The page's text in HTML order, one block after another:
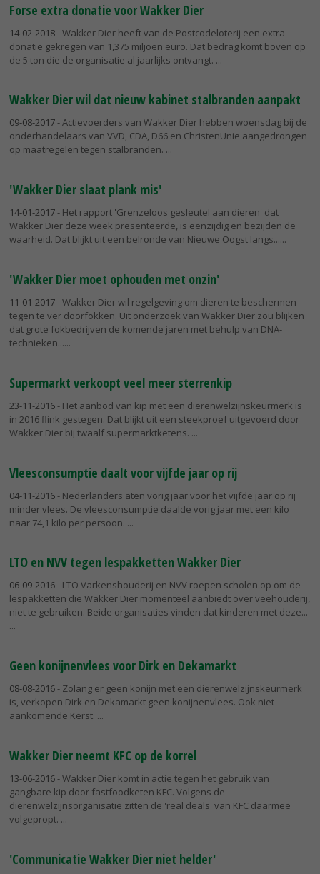
Forse extra donatie voor Wakker Dier
14-02-2018- Wakker Dier heeft van de Postcodeloterij een extra
donatie gekregen van 1,375 miljoen euro. Dat bedrag komt boven op
de 5 ton die de organisatie al jaarlijks ontvangt.
Wakker Dier wil dat nieuw kabinet stalbranden aanpakt
09-08-2017- Actievoerders van Wakker Dier hebben woensdag bij de
onderhandelaars van VVD, CDA, D66 en ChristenUnie aangedrongen
op maatregelen tegen stalbranden.
'Wakker Dier slaat plank mis'
14-01-2017- Het rapport 'Grenzeloos gesleutel aan dieren' dat
Wakker Dier deze week presenteerde, is eenzijdig en bezijden de
waarheid. Dat blijkt uit een belronde van Nieuwe Oogst langs...
'Wakker Dier moet ophouden met onzin'
11-01-2017- Wakker Dier wil regelgeving om dieren te beschermen
tegen te ver doorfokken. Uit onderzoek van Wakker Dier zou blijken
dat grote fokbedrijven de komende jaren met behulp van DNA-
technieken...
Supermarkt verkoopt veel meer sterrenkip
23-11-2016- Het aanbod van kip met een dierenwelzijnskeurmerk is
in 2016 flink gestegen. Dat blijkt uit een steekproef uitgevoerd door
Wakker Dier bij twaalf supermarktketens.
Vleesconsumptie daalt voor vijfde jaar op rij
04-11-2016- Nederlanders aten vorig jaar voor het vijfde jaar op rij
minder vlees. De vleesconsumptie daalde vorig jaar met een kilo
naar 74,1 kilo per persoon.
LTO en NVV tegen lespakketten Wakker Dier
06-09-2016- LTO Varkenshouderij en NVV roepen scholen op om de
lespakketten die Wakker Dier momenteel aanbiedt over veehouderij,
niet te gebruiken. Beide organisaties vinden dat kinderen met deze...
Geen konijnenvlees voor Dirk en Dekamarkt
08-08-2016- Zolang er geen konijn met een dierenwelzijnskeurmerk
is, verkopen Dirk en Dekamarkt geen konijnenvlees. Ook niet
aankomende Kerst.
Wakker Dier neemt KFC op de korrel
13-06-2016- Wakker Dier komt in actie tegen het gebruik van
gangbare kip door fastfoodketen KFC. Volgens de
dierenwelzijnsorganisatie zitten de 'real deals' van KFC daarmee
volgepropt.
'Communicatie Wakker Dier niet helder'